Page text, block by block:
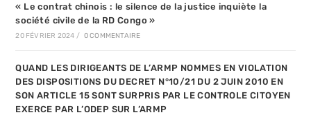
« Le contrat chinois : le silence de la justice inquiète la
société civile de la RD Congo »
20 FÉVRIER 2024 / 0 COMMENTAIRE
QUAND LES DIRIGEANTS DE L’ARMP NOMMES EN VIOLATION
DES DISPOSITIONS DU DECRET N°10/21 DU 2 JUIN 2010 EN
SON ARTICLE 15 SONT SURPRIS PAR LE CONTROLE CITOYEN
EXERCE PAR L’ODEP SUR L’ARMP